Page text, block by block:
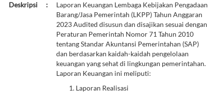
Deskripsi :
Laporan Keuangan Lembaga Kebijakan Pengadaan
Barang/Jasa Pemerintah (LKPP) Tahun Anggaran
2023 Audited disusun dan disajikan sesuai dengan
Peraturan Pemerintah Nomor 71 Tahun 2010
tentang Standar Akuntansi Pemerintahan (SAP)
dan berdasarkan kaidah-kaidah pengelolaan
keuangan yang sehat di lingkungan pemerintahan.
Laporan Keuangan ini meliputi:
Laporan Realisasi